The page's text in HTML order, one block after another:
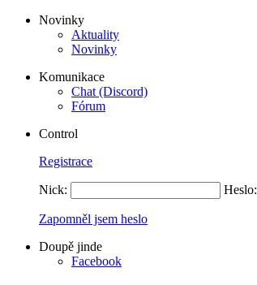
Novinky
Aktuality
Novinky
Komunikace
Chat (Discord)
Fórum
Control
Registrace
Nick: Heslo:
Zapomněl jsem heslo
Doupě jinde
Facebook